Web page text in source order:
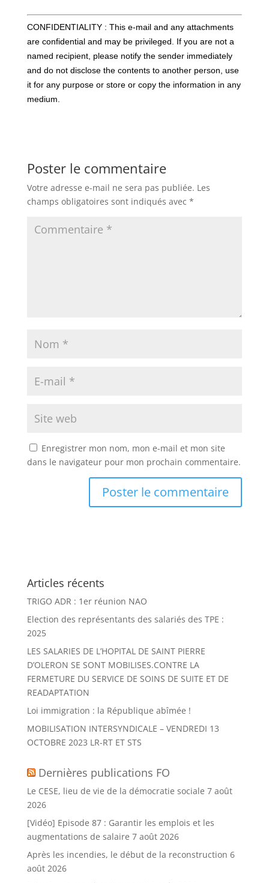
CONFIDENTIALITY : This e-mail and any attachments
are confidential and may be privileged. If you are not a
named recipient, please notify the sender immediately
and do not disclose the contents to another person, use
it for any purpose or store or copy the information in any
medium.
Poster le commentaire
Votre adresse e-mail ne sera pas publiée. Les
champs obligatoires sont indiqués avec *
Enregistrer mon nom, mon e-mail et mon site
dans le navigateur pour mon prochain commentaire.
n
a
i
v
e
:
Articles récents
TRIGO ADR : 1er réunion NAO
Election des représentants des salariés des TPE :
2025
LES SALARIES DE L’HOPITAL DE SAINT PIERRE
D’OLERON SE SONT MOBILISES.CONTRE LA
FERMETURE DU SERVICE DE SOINS DE SUITE ET DE
READAPTATION
Loi immigration : la République abîmée !
MOBILISATION INTERSYNDICALE – VENDREDI 13
OCTOBRE 2023 LR-RT ET STS
Dernières publications FO
Le CESE, lieu de vie de la démocratie sociale 7 août
2026
[Vidéo] Episode 87 : Garantir les emplois et les
augmentations de salaire 7 août 2026
Après les incendies, le début de la reconstruction 6
août 2026